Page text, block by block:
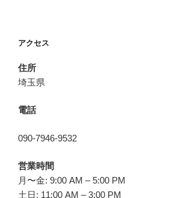
ン
アクセス
住所
埼玉県
電話
090-7946-9532
営業時間
月〜金: 9:00 AM – 5:00 PM
土日: 11:00 AM – 3:00 PM